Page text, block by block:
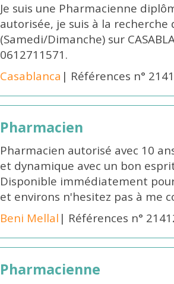
Je suis une Pharmacienne
autorisée, je suis à la
(Samedi/Dimanche) sur
0612711571.
Casablanca | Références n°
Pharmacien
Pharmacien autorisé avec 10
et dynamique avec un bon
Disponible immédiatement
et environs n'hesitez pas à me
Beni Mellal | Références n°
Pharmacienne